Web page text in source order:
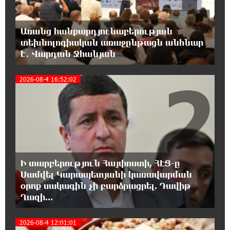
18:40:08 8-08-2026
Իրանը պատրաստ է բացել Հորմուզի
նեղուցը, եթե ԱՄՆ-ն ընդունի
հանրապետության պայմանները
18:21:30 8-08-2026
Երևանում անցկացվել է հաշմանդամություն
ունեցող անձանց միջազգային մարզական
18:02:58 8-08-2026
Դմիտրի Մեդվեդև. Արևմուտքի
քաղաքականությունը Հայաստանի
նկատմամբ կրկնում է վրացական սցենարը
17:36:59 8-08-2026
Հայաստանում լուրջ վտանգներ է
Առանց հանքարդյունաբերության
տեխնոլոգիական առաջընթացն անհնար
է․ Վարդան Ջհանյան
2026-08-4 16:52:02
Ի տարբերություն Հայփոստի, ՀԷՑ-ը
Սամվել Կարապետյանի կառավարման
օրոք սակագին չի բարձրացրել. Դավիթ
Ղազի...
2
2026-08-4 12:01:01